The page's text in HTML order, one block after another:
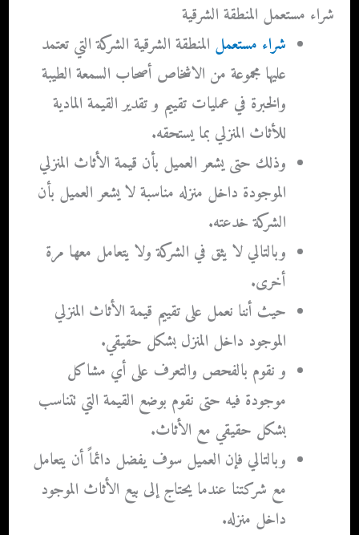
شراء مستعمل المنطقة الشرقية
شراء مستعمل المنطقة الشرقية الشركة التي تعتمد
عليها مجموعة من الاشخاص أصحاب السمعة الطيبة
والخبرة في عمليات تقييم و تقدير القيمة المادية
للأثاث المنزلي بما يستحقه.
وذلك حتى يشعر العميل بأن قيمة الأثاث المنزلي
الموجودة داخل منزله مناسبة لا يشعر العميل بأن
الشركة خدعته.
وبالتالي لا يثق في الشركة ولا يتعامل معها مرة
أخرى.
حيث أننا نعمل على تقييم قيمة الأثاث المنزلي
الموجود داخل المنزل بشكل حقيقي.
و نقوم بالفحص والتعرف على أي مشاكل
موجودة فيه حتى نقوم بوضع القيمة التي تتناسب
بشكل حقيقي مع الأثاث.
وبالتالي فإن العميل سوف يفضل دائماً أن يتعامل
مع شركتنا عندما يحتاج إلى بيع الأثاث الموجود
داخل منزله.